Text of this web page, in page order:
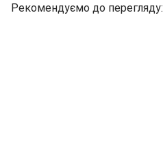
Рекомендуємо до перегляду: